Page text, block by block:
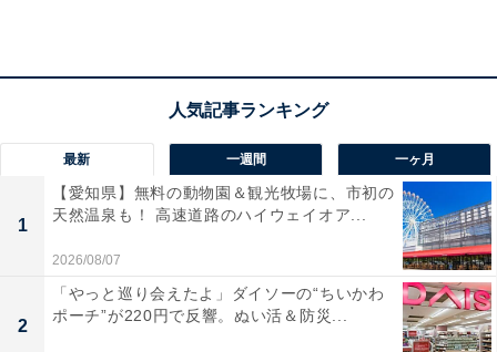
最新 一週間 一ヶ月
1
【愛知県】無料の動物園＆観光牧場に、市初の
天然温泉も！ 高速道路のハイウェイオア...
2026/08/07
2
「やっと巡り会えたよ」ダイソーの“ちいかわ
ポーチ”が220円で反響。ぬい活＆防災...